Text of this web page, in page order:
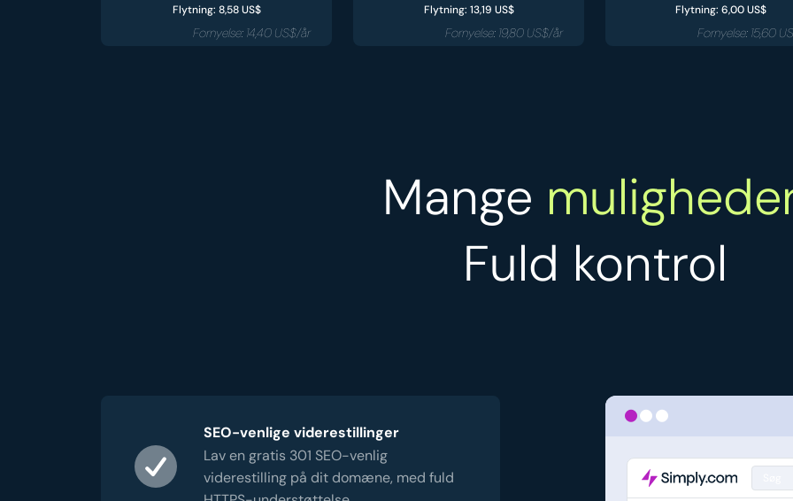
Flytning: 8,58 US$
Fornyelse: 14,40 US$/år
Flytning: 13,19 US$
Fornyelse: 19,80 US$/år
Flytning: 6,00 US$
Fornyelse: 15,60
Mange
Fuld kontrol
SEO-venlige viderestillinger
Lav en gratis 301 SEO-venlig
viderestilling på dit domæne, med fuld